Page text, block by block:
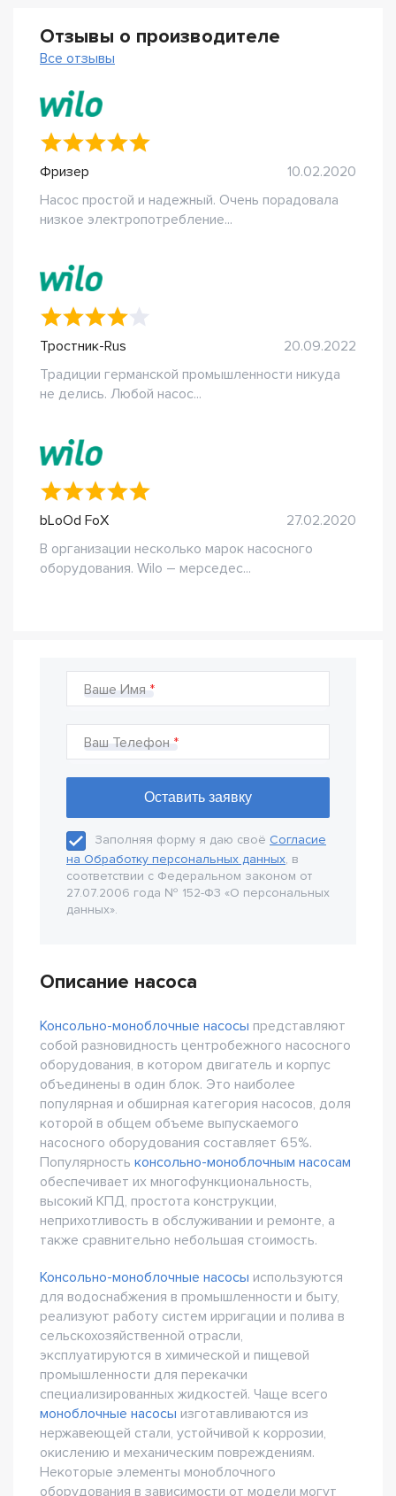
Отзывы о производителе
Все отзывы
Фризер
10.02.2020
Насос простой и надежный. Очень порадовала
низкое электропотребление...
Тростник-Rus
20.09.2022
Традиции германской промышленности никуда
не делись. Любой насос...
bLoOd FoX
27.02.2020
В организации несколько марок насосного
оборудования. Wilo – мерседес...
Ваше Имя
Ваш Телефон
Заполняя форму я даю своё Согласие
на Обработку персональных данных, в
соответствии с Федеральном законом от
27.07.2006 года № 152-Ф3 «О персональных
данных».
Описание насоса
Консольно-моноблочные насосы представляют
собой разновидность центробежного насосного
оборудования, в котором двигатель и корпус
объединены в один блок. Это наиболее
популярная и обширная категория насосов, доля
которой в общем объеме выпускаемого
насосного оборудования составляет 65%.
Популярность консольно-моноблочным насосам
обеспечивает их многофункциональность,
высокий КПД, простота конструкции,
неприхотливость в обслуживании и ремонте, а
также сравнительно небольшая стоимость.
Консольно-моноблочные насосы используются
для водоснабжения в промышленности и быту,
реализуют работу систем ирригации и полива в
сельскохозяйственной отрасли,
эксплуатируются в химической и пищевой
промышленности для перекачки
специализированных жидкостей. Чаще всего
моноблочные насосы изготавливаются из
нержавеющей стали, устойчивой к коррозии,
окислению и механическим повреждениям.
Некоторые элементы моноблочного
оборудования в зависимости от модели могут